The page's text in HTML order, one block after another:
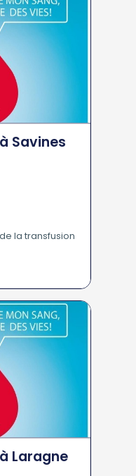
Savines
la transfusion
Laragne